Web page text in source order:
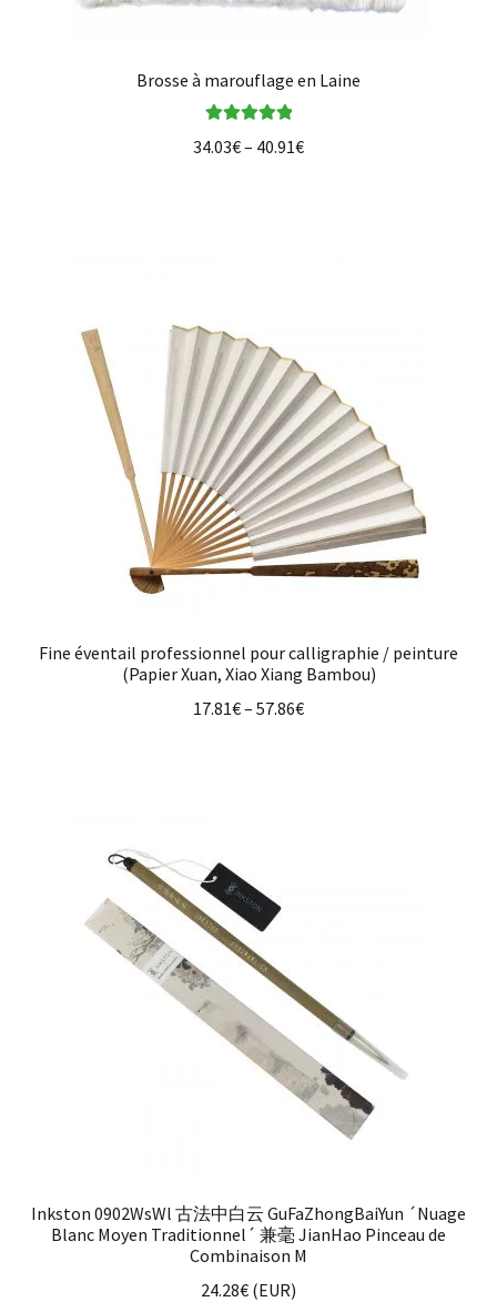
Brosse à marouflage en Laine
34.03€– 40.91€
Fine éventail professionnel pour calligraphie / peinture
(Papier Xuan, Xiao Xiang Bambou)
17.81€– 57.86€
Inkston 0902WsWl 古法中白云 GuFaZhongBaiYun ´Nuage
Blanc Moyen Traditionnel´ 兼毫 JianHao Pinceau de
Combinaison M
24.28€ (EUR)